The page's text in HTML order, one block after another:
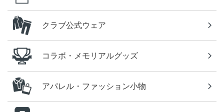
クラブ公式ウェア
コラボ・メモリアルグッズ
アパレル・ファッション小物